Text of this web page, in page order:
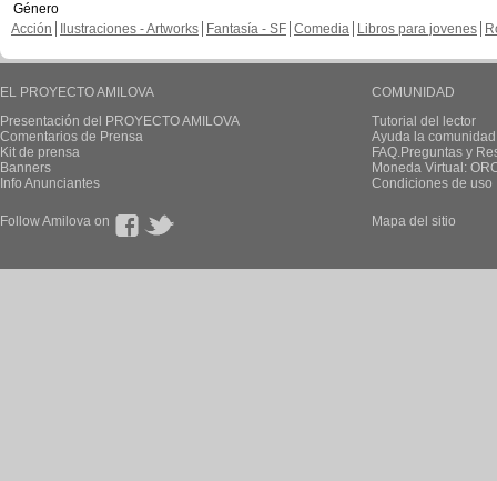
Género
Acción
Ilustraciones - Artworks Fantasía - SF Comedia Libros para jovenes
EL PROYECTO AMILOVA
Presentación del PROYECTO AMILOVA
Comentarios de Prensa
Kit de prensa
Banners
Info Anunciantes
COMUNIDAD
Tutorial del lector
Ayuda la
FAQ.Preguntas y
Moneda Virtual:
Condiciones de uso
Follow Amilova on Mapa del sitio